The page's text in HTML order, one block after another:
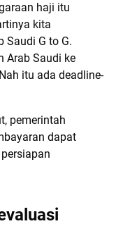
haji itu
kita
Saudi G to G.
Arab Saudi ke
itu ada deadline-
pemerintah
dapat